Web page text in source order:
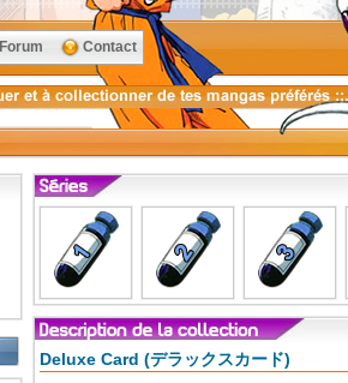
Forum Contact
Deluxe Card (デラックスカード)